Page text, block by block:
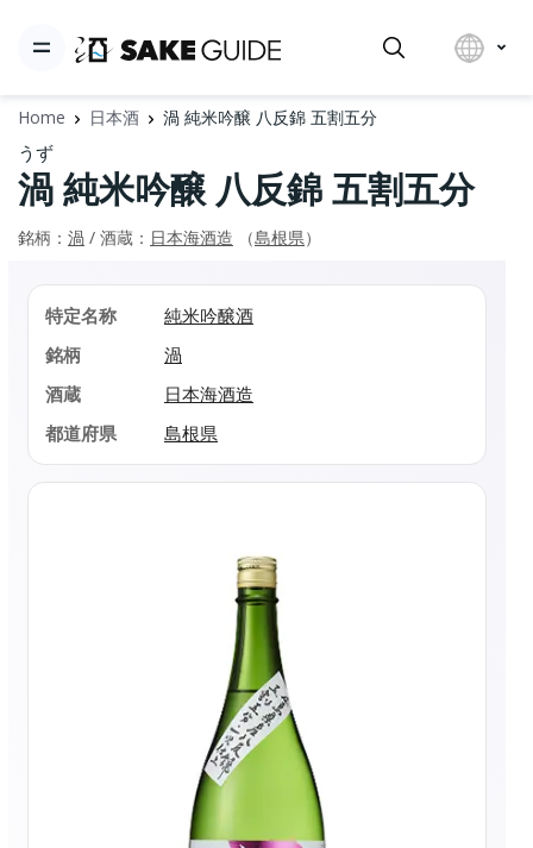
Home 日本酒 渦 純米吟醸 八反錦 五割五分
うず
渦 純米吟醸 八反錦 五割五分
銘柄： 渦 / 酒蔵： 日本海酒造 （島根県）
特定名称
純米吟醸酒
銘柄
渦
酒蔵
日本海酒造
都道府県
島根県